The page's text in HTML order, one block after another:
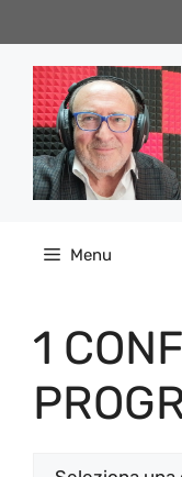
al
contenuto
Menu
1
Categorie